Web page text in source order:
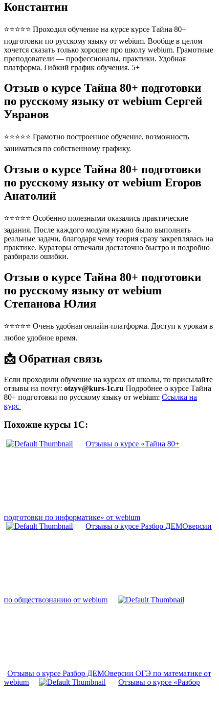
Константин
⭐⭐⭐⭐⭐ Проходил обучение на курсе курсе Тайна 80+
подготовки по русскому языку от webium. Вообще в целом
хочется сказать только хорошее про школу webium. Грамотные
преподователи — профессионалы, практики. Удобная
платформа. Гибкий график обучения. 5+
Отзыв о курсе Тайна 80+ подготовки
по русскому языку от webium Сергей
Увранов
⭐⭐⭐⭐⭐ Грамотно построенное обучение, возможность
заниматься по собственному графику.
Отзыв о курсе Тайна 80+ подготовки
по русскому языку от webium Егоров
Анатолий
⭐⭐⭐⭐⭐ Особенно полезными оказались практические
задания. После каждого модуля нужно было выполнять
реальные задачи, благодаря чему теория сразу закреплялась на
практике. Кураторы отвечали достаточно быстро и подробно
разбирали ошибки.
Отзыв о курсе Тайна 80+ подготовки
по русскому языку от webium
Степанова Юлия
⭐⭐⭐⭐⭐ Очень удобная онлайн-платформа. Доступ к урокам в
любое удобное время.
📩 Обратная связь
Если проходили обучение на курсах от школы, то присылайте
отзывы на почту: otzyv@kurs-1c.ru Подробнее о курсе Тайна
80+ подготовки по русскому языку от webium: Ссылка на
курс
Похожие курсы 1С:
Отзывы о курсе «Тайна 80+
подготовки по информатике» от webium
Отзывы о курсе Разбор ДЕМОверсии
по обществознанию от webium
Отзывы о курсе Разбор ДЕМОверсии ОГЭ по математике от
webium
Отзывы о курсе «Разбор